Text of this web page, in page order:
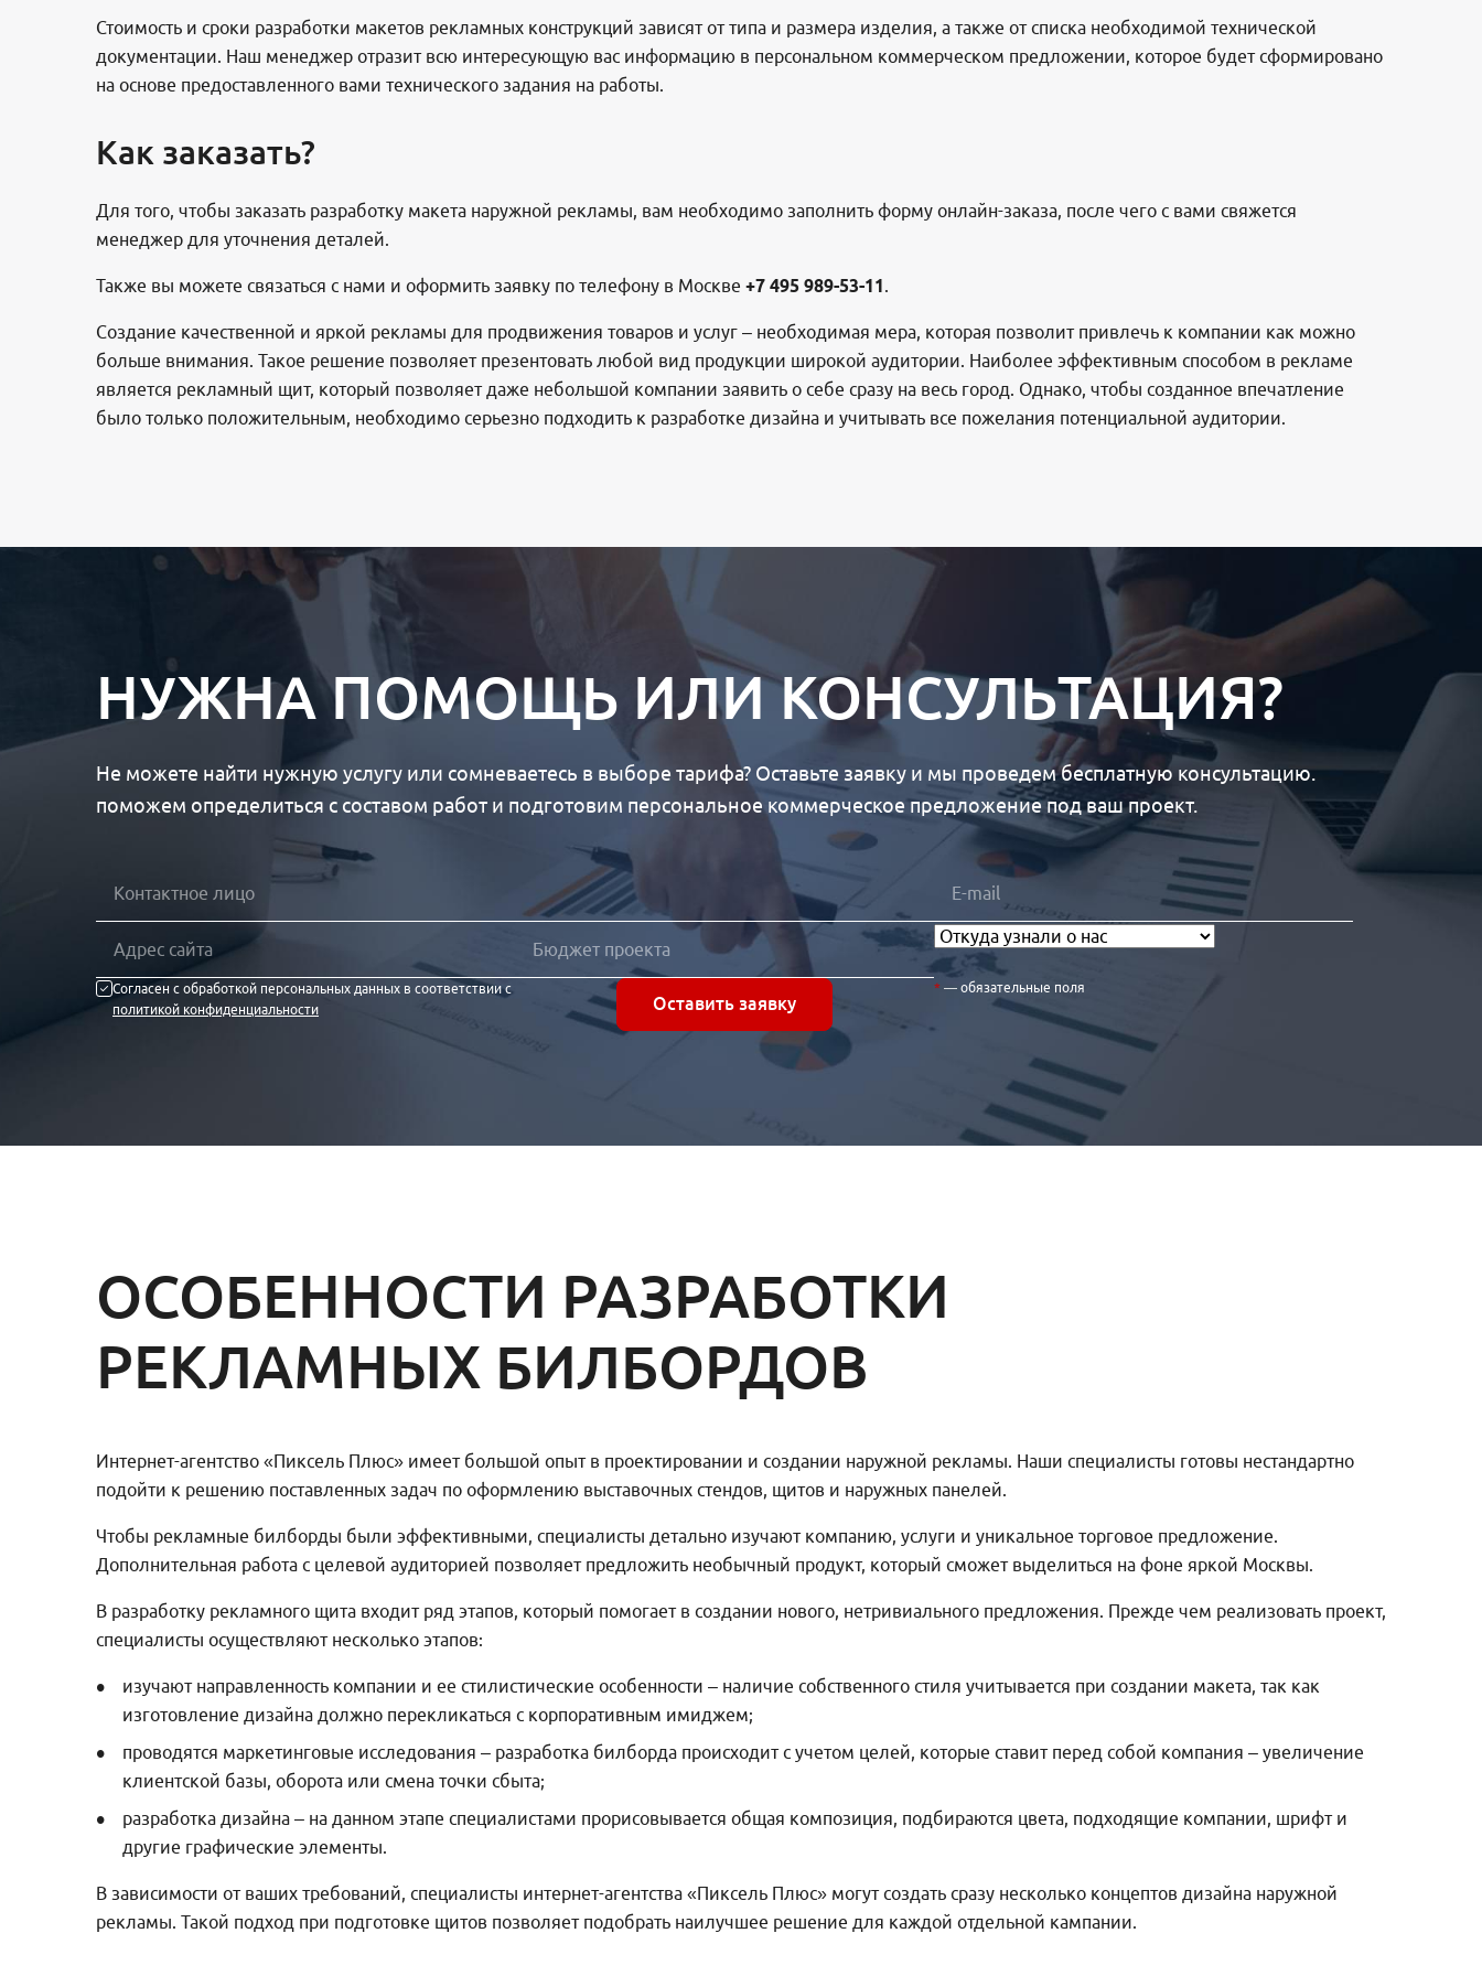
Стоимость и сроки разработки макетов рекламных конструкций зависят от типа и размера изделия, а также от списка необходимой технической
документации. Наш менеджер отразит всю интересующую вас информацию в персональном коммерческом предложении, которое будет сформировано
на основе предоставленного вами технического задания на работы.
Как заказать?
Для того, чтобы заказать разработку макета наружной рекламы, вам необходимо заполнить форму онлайн-заказа, после чего с вами свяжется
менеджер для уточнения деталей.
Также вы можете связаться с нами и оформить заявку по телефону в Москве +74959895311.
Создание качественной и яркой рекламы для продвижения товаров и услуг – необходимая мера, которая позволит привлечь к компании как можно
больше внимания. Такое решение позволяет презентовать любой вид продукции широкой аудитории. Наиболее эффективным способом в рекламе
является рекламный щит, который позволяет даже небольшой компании заявить о себе сразу на весь город. Однако, чтобы созданное впечатление
было только положительным, необходимо серьезно подходить к разработке дизайна и учитывать все пожелания потенциальной аудитории.
НУЖНА ПОМОЩЬ ИЛИ КОНСУЛЬТАЦИЯ?
Не можете найти нужную услугу или сомневаетесь в выборе тарифа? Оставьте заявку и мы проведем бесплатную консультацию.
поможем определиться с составом работ и подготовим персональное коммерческое предложение под ваш проект.
Согласен с обработкой персональных данных в соответствии с
политикой конфиденциальности
Оставить заявку
— обязательные поля
ОСОБЕННОСТИ РАЗРАБОТКИ
РЕКЛАМНЫХ БИЛБОРДОВ
Интернет-агентство «Пиксель Плюс» имеет большой опыт в проектировании и создании наружной рекламы. Наши специалисты готовы нестандартно
подойти к решению поставленных задач по оформлению выставочных стендов, щитов и наружных панелей.
Чтобы рекламные билборды были эффективными, специалисты детально изучают компанию, услуги и уникальное торговое предложение.
Дополнительная работа с целевой аудиторией позволяет предложить необычный продукт, который сможет выделиться на фоне яркой Москвы.
В разработку рекламного щита входит ряд этапов, который помогает в создании нового, нетривиального предложения. Прежде чем реализовать проект,
специалисты осуществляют несколько этапов:
изучают направленность компании и ее стилистические особенности – наличие собственного стиля учитывается при создании макета, так как
изготовление дизайна должно перекликаться с корпоративным имиджем;
проводятся маркетинговые исследования – разработка билборда происходит с учетом целей, которые ставит перед собой компания – увеличение
клиентской базы, оборота или смена точки сбыта;
разработка дизайна – на данном этапе специалистами прорисовывается общая композиция, подбираются цвета, подходящие компании, шрифт и
другие графические элементы.
В зависимости от ваших требований, специалисты интернет-агентства «Пиксель Плюс» могут создать сразу несколько концептов дизайна наружной
рекламы. Такой подход при подготовке щитов позволяет подобрать наилучшее решение для каждой отдельной кампании.